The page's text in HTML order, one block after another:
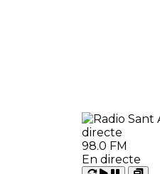
98.0 FM
En directe